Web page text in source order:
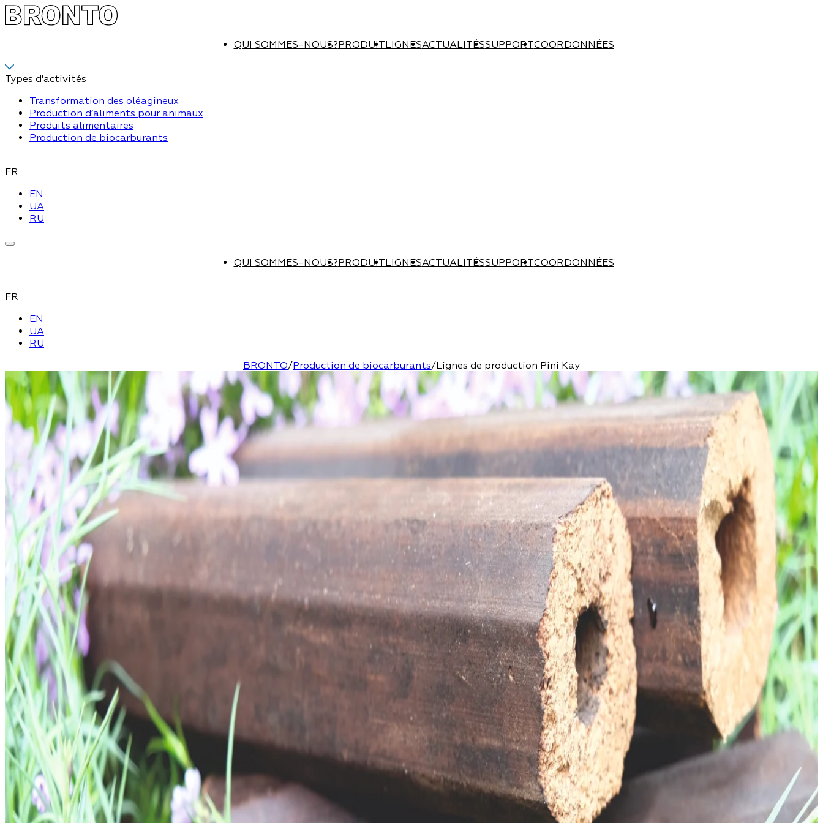
QUI SOMMES-NOUS?PRODUITLIGNESACTUALITÉSSUPPORTCOORDONNÉES
Types d'activités
Transformation des oléagineux
Production d’aliments pour animaux
Produits alimentaires
Production de biocarburants
FR
EN
UA
RU
QUI SOMMES-NOUS?PRODUITLIGNESACTUALITÉSSUPPORTCOORDONNÉES
FR
EN
UA
RU
BRONTO/Production de biocarburants/Lignes de production Pini Kay